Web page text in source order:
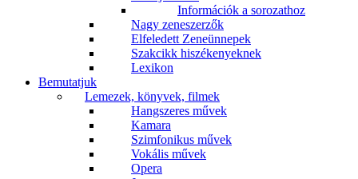
Információk a sorozathoz
Nagy zeneszerzők
Elfeledett Zeneünnepek
Szakcikk hiszékenyeknek
Lexikon
Bemutatjuk
Lemezek, könyvek, filmek
Hangszeres művek
Kamara
Szimfonikus művek
Vokális művek
Opera